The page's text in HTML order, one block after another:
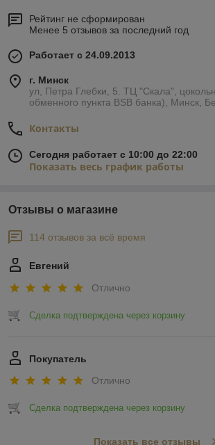
Рейтинг не сформирован
Менее 5 отзывов за последний год
Работает с 24.09.2013
г. Минск
ул, Петра Глебки, 5. ТЦ "Скала",
обменного пункта BSB банка), Минск,
Контакты
Сегодня работает с 10:00 до 22:00
Показать весь график работы
Отзывы о магазине
114 отзывов за всё время
Евгений
Отлично
Сделка подтверждена через корзину
Покупатель
Отлично
Сделка подтверждена через корзину
Показать все отзывы